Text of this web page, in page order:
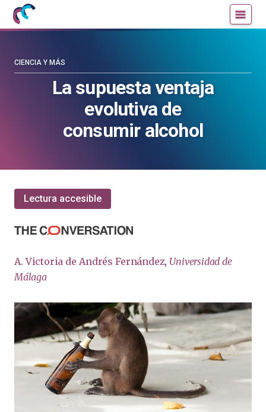
Mujeres
con
blog
La supuesta ventaja
evolutiva de
consumir alcohol
CIENCIA Y MÁS
Lectura accesible
A. Victoria de Andrés Fernández, Universidad de
Málaga